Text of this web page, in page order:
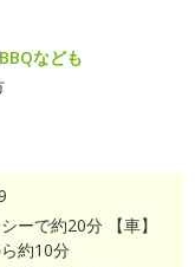
なども
ーで約20分 【車】
約10分